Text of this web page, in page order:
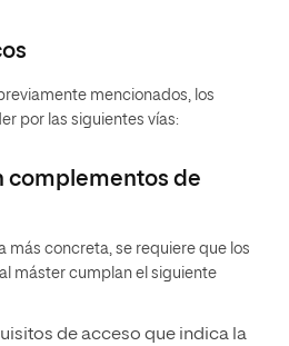
mencionados, los
por las siguientes vías:
complementos de
más concreta, se requiere que los
máster cumplan el siguiente
de acceso que indica la